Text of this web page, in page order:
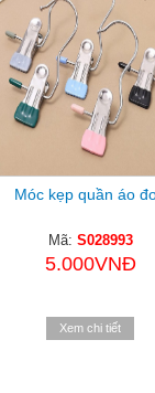
Móc kẹp quần áo
Mã: S028993
5.000VNĐ
Xem chi tiết